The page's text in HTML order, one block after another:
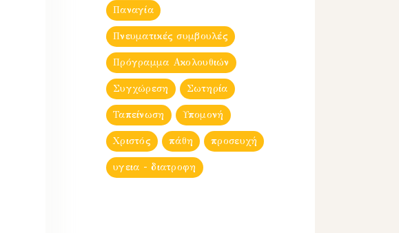
Παναγία
Πνευματικές συμβουλές
Πρόγραμμα Ακολουθιών
Συγχώρεση Σωτηρία
Ταπείνωση Υπομονή
Χριστός πάθη προσευχή
υγεια - διατροφη